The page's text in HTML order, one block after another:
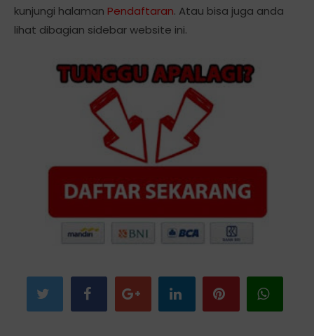
kunjungi halaman Pendaftaran. Atau bisa juga anda
lihat dibagian sidebar website ini.